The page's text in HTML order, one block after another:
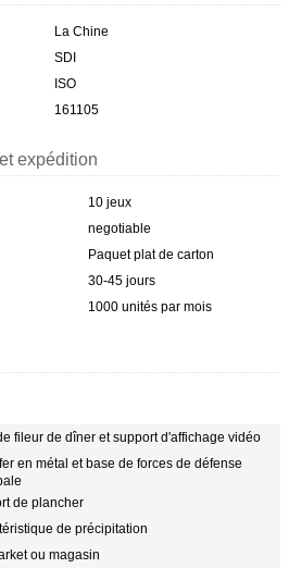
La Chine
SDI
ISO
161105
expédition
10 jeux
negotiable
Paquet plat de carton
30-45 jours
1000 unités par mois
fileur de dîner et support d'affichage vidéo
en métal et base de forces de défense
de plancher
de précipitation
ou magasin